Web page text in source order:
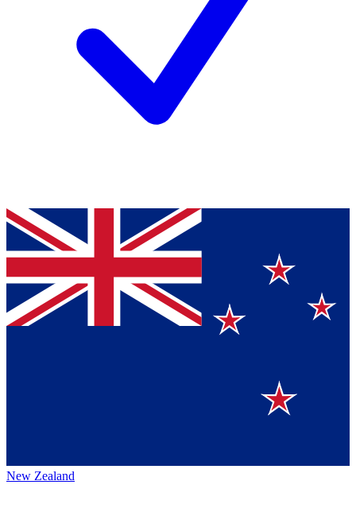
New Zealand